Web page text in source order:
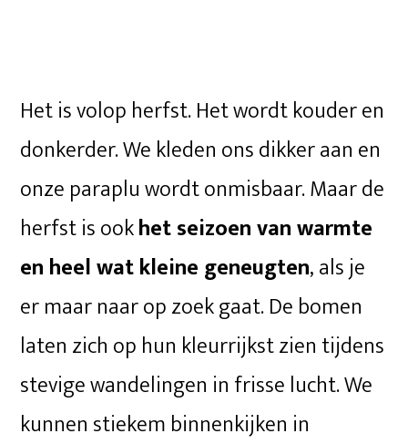
Het is volop herfst. Het wordt kouder en
donkerder. We kleden ons dikker aan en
onze paraplu wordt onmisbaar. Maar de
herfst is ookhet seizoen van warmte
en heel wat kleine geneugten, als je
er maar naar op zoek gaat. De bomen
laten zich op hun kleurrijkst zien tijdens
stevige wandelingen in frisse lucht. We
kunnen stiekem binnenkijken in